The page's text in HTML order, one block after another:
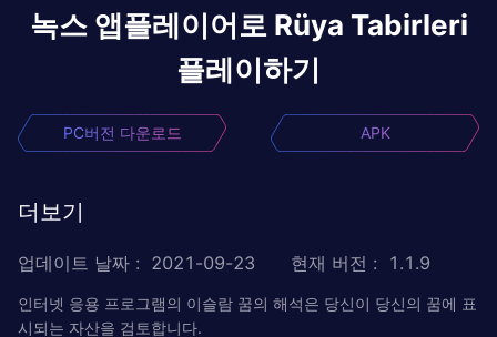
녹스 앱플레이어로 Rüya Tabirleri
플레이하기
PC버전 다운로드 APK
더보기
업데이트 날짜 : 2021-09-23 현재 버전 : 1.1.9
인터넷 응용 프로그램의 이슬람 꿈의 해석은 당신이 당신의 꿈에 표
시되는 자산을 검토합니다.